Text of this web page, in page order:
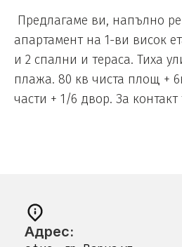
Предлагаме ви, напълно
апартамент на 1-ви висок
и 2 спални и тераса. Тиха
плажа. 80 кв чиста площ +
части + 1/6 двор. За контакт
Адрес: